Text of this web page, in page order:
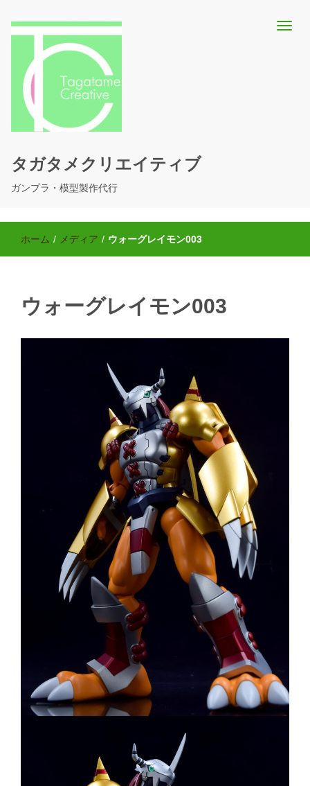
タガタメクリエイティブ
ガンプラ・模型製作代行
ホーム / メディア / ウォーグレイモン003
ウォーグレイモン003